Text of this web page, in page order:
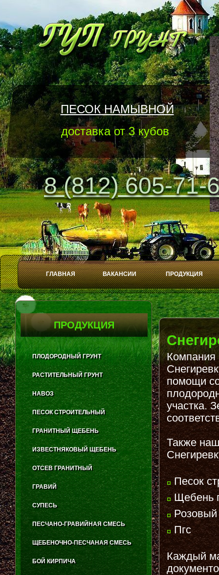
8 (812) 605-71-
ГЛАВНАЯ ВАКАНСИИ ПРОДУКЦИЯ
ПЕСОК НАМЫВНОЙ
доставка от 3 кубов
Play
Stop
Компания
помощи
участка.
Также
Песок
Щебень
Розовый
Пгс
Каждый
ПРОДУКЦИЯ
ПЛОДОРОДНЫЙ ГРУНТ
РАСТИТЕЛЬНЫЙ ГРУНТ
НАВОЗ
ПЕСОК СТРОИТЕЛЬНЫЙ
ГРАНИТНЫЙ ЩЕБЕНЬ
ИЗВЕСТНЯКОВЫЙ ЩЕБЕНЬ
ОТСЕВ ГРАНИТНЫЙ
ГРАВИЙ
СУПЕСЬ
ПЕСЧАНО-ГРАВИЙНАЯ СМЕСЬ
ЩЕБЕНОЧНО-ПЕСЧАНАЯ СМЕСЬ
БОЙ КИРПИЧА